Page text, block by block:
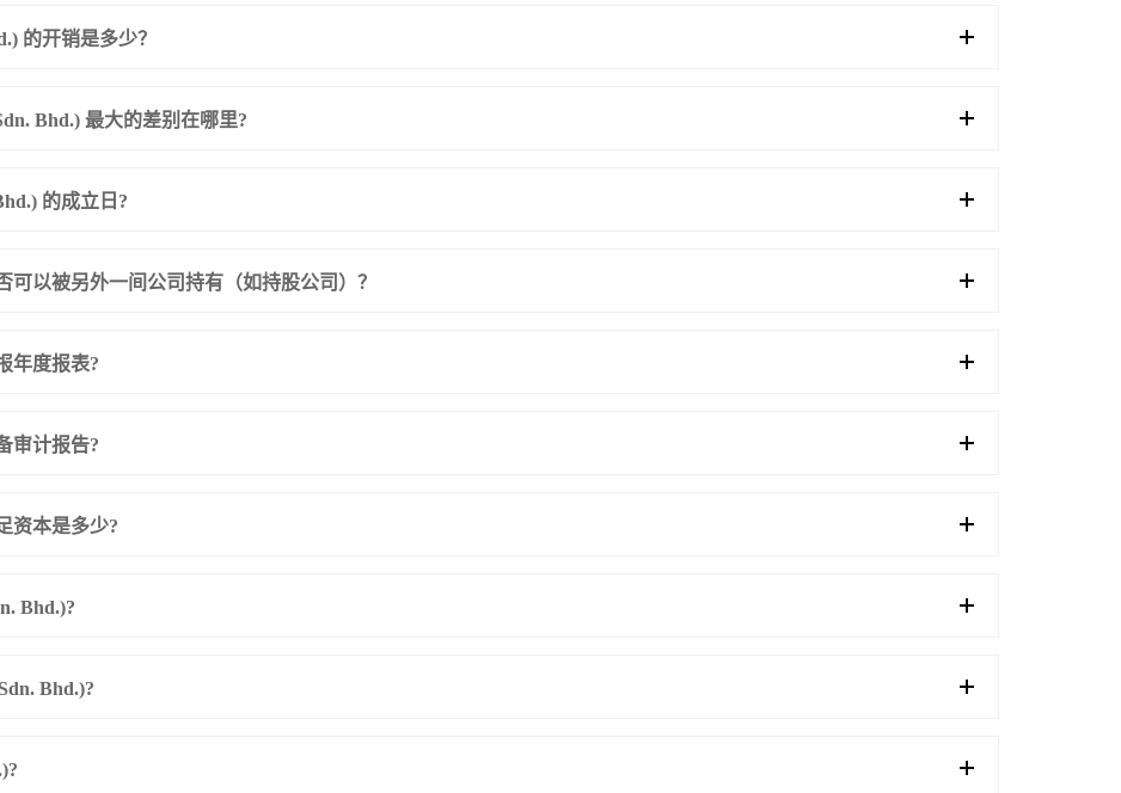
的开销是多少？
Bhd.) 最大的差别在哪里?
的成立日?
可以被另外一间公司持有（如持股公司）？
年度报表?
审计报告?
资本是多少?
Bhd.)?
Bhd.)?